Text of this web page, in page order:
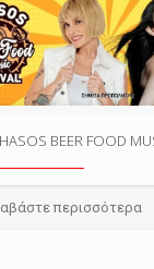
BEER FOOD
περισσότερα